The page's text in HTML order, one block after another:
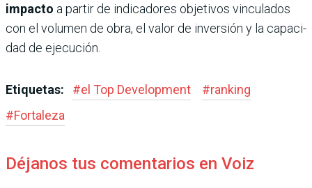
impacto a partir de indicadores objetivos vincula­dos
con el volumen de obra, el valor de inversión y la capaci­
dad de ejecución.
Etiquetas: #el Top Development #ranking
#Fortaleza
Déjanos tus comentarios en Voiz